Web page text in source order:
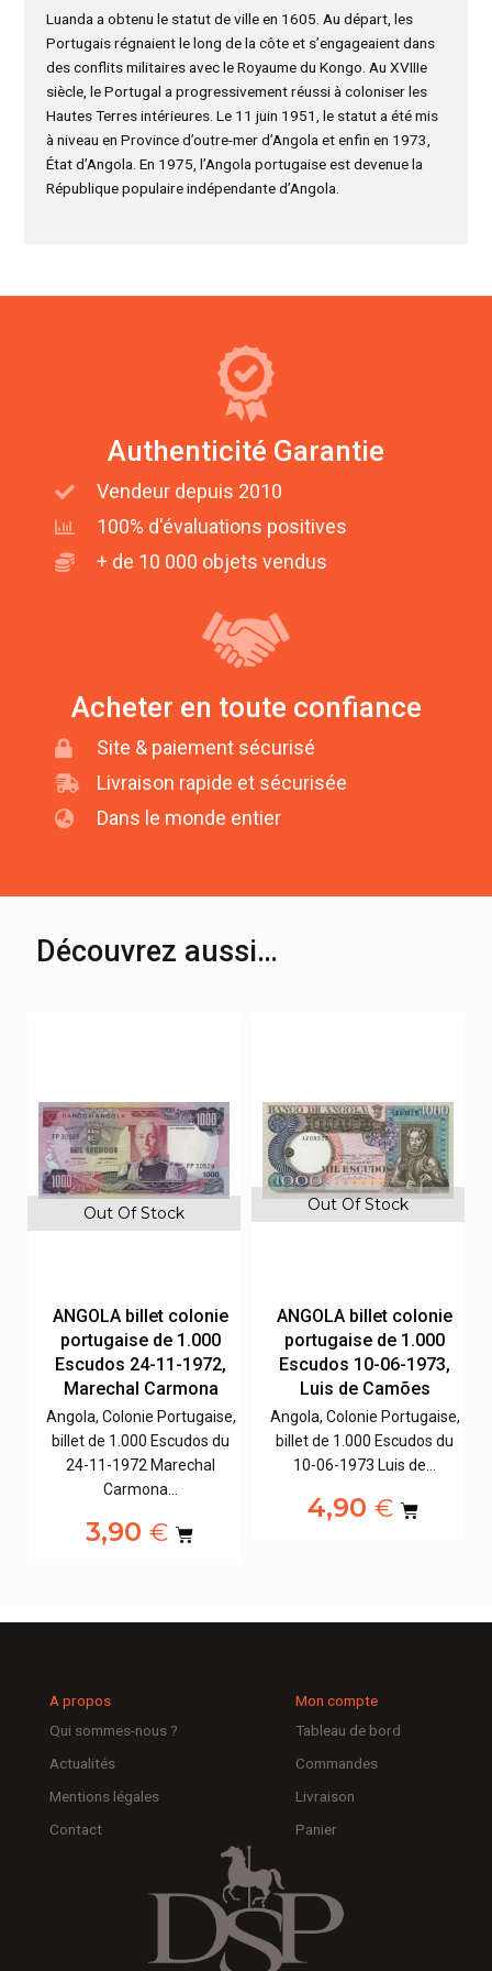
Luanda a obtenu le statut de ville en 1605. Au départ, les
Portugais régnaient le long de la côte et s’engageaient dans
des conflits militaires avec le Royaume du Kongo. Au XVIIIe
siècle, le Portugal a progressivement réussi à coloniser les
Hautes Terres intérieures. Le 11 juin 1951, le statut a été mis
à niveau en Province d’outre-mer d’Angola et enfin en 1973,
État d’Angola. En 1975, l’Angola portugaise est devenue la
République populaire indépendante d’Angola.
Authenticité Garantie
Vendeur depuis 2010
100% d'évaluations positives
+ de 10 000 objets vendus
Acheter en toute confiance
Site & paiement sécurisé
Livraison rapide et sécurisée
Dans le monde entier
Découvrez aussi…
Out Of Stock
ANGOLA billet colonie
portugaise de 1.000
Escudos 24-11-1972,
Marechal Carmona
Angola, Colonie Portugaise,
billet de 1.000 Escudos du
24-11-1972 Marechal
Carmona…
3,90 €
Out Of Stock
ANGOLA billet colonie
portugaise de 1.000
Escudos 10-06-1973,
Luis de Camões
Angola, Colonie Portugaise,
billet de 1.000 Escudos du
10-06-1973 Luis de…
4,90€
A propos
Qui sommes-nous ?
Actualités
Mentions légales
Contact
Mon compte
Tableau de bord
Commandes
Livraison
Panier